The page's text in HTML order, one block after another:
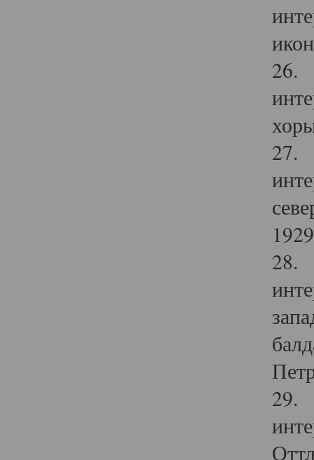
26.
27.
28.
29.